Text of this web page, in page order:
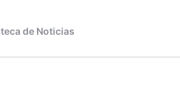
de Noticias